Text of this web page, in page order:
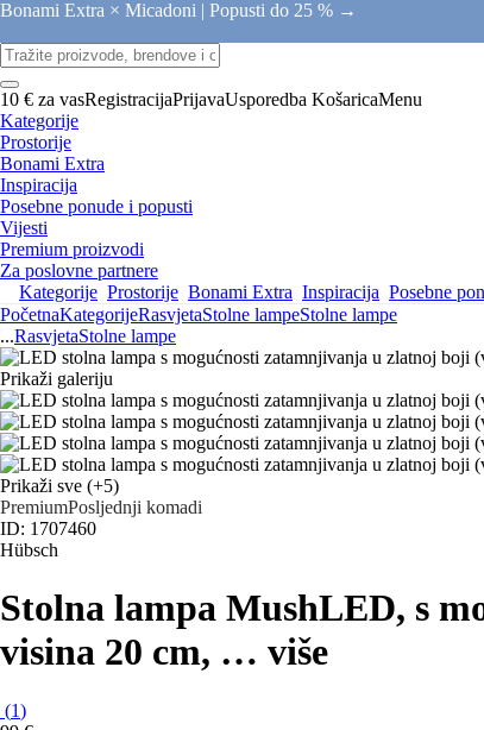
Bonami Extra × Micadoni | Popusti do 25 % →
10 € za vasRegistracijaPrijavaUsporedba KošaricaMenu
Kategorije
Prostorije
Bonami Extra
Inspiracija
Posebne ponude i popusti
Vijesti
Premium proizvodi
Za poslovne partnere
Kategorije Prostorije Bonami Extra Inspiracija Posebne
PočetnaKategorijeRasvjetaStolne lampeStolne lampe
...RasvjetaStolne lampe
Prikaži galeriju
Prikaži sve (+5)
PremiumPosljednji komadi
ID: 1707460
Hübsch
Stolna lampa MushLED, s
visina 20 cm, … više
(1)